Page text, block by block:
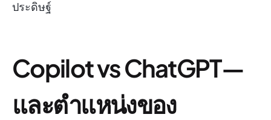
ประดิษฐ์
Copilot vs ChatGPT—
และตำแหน่งของ